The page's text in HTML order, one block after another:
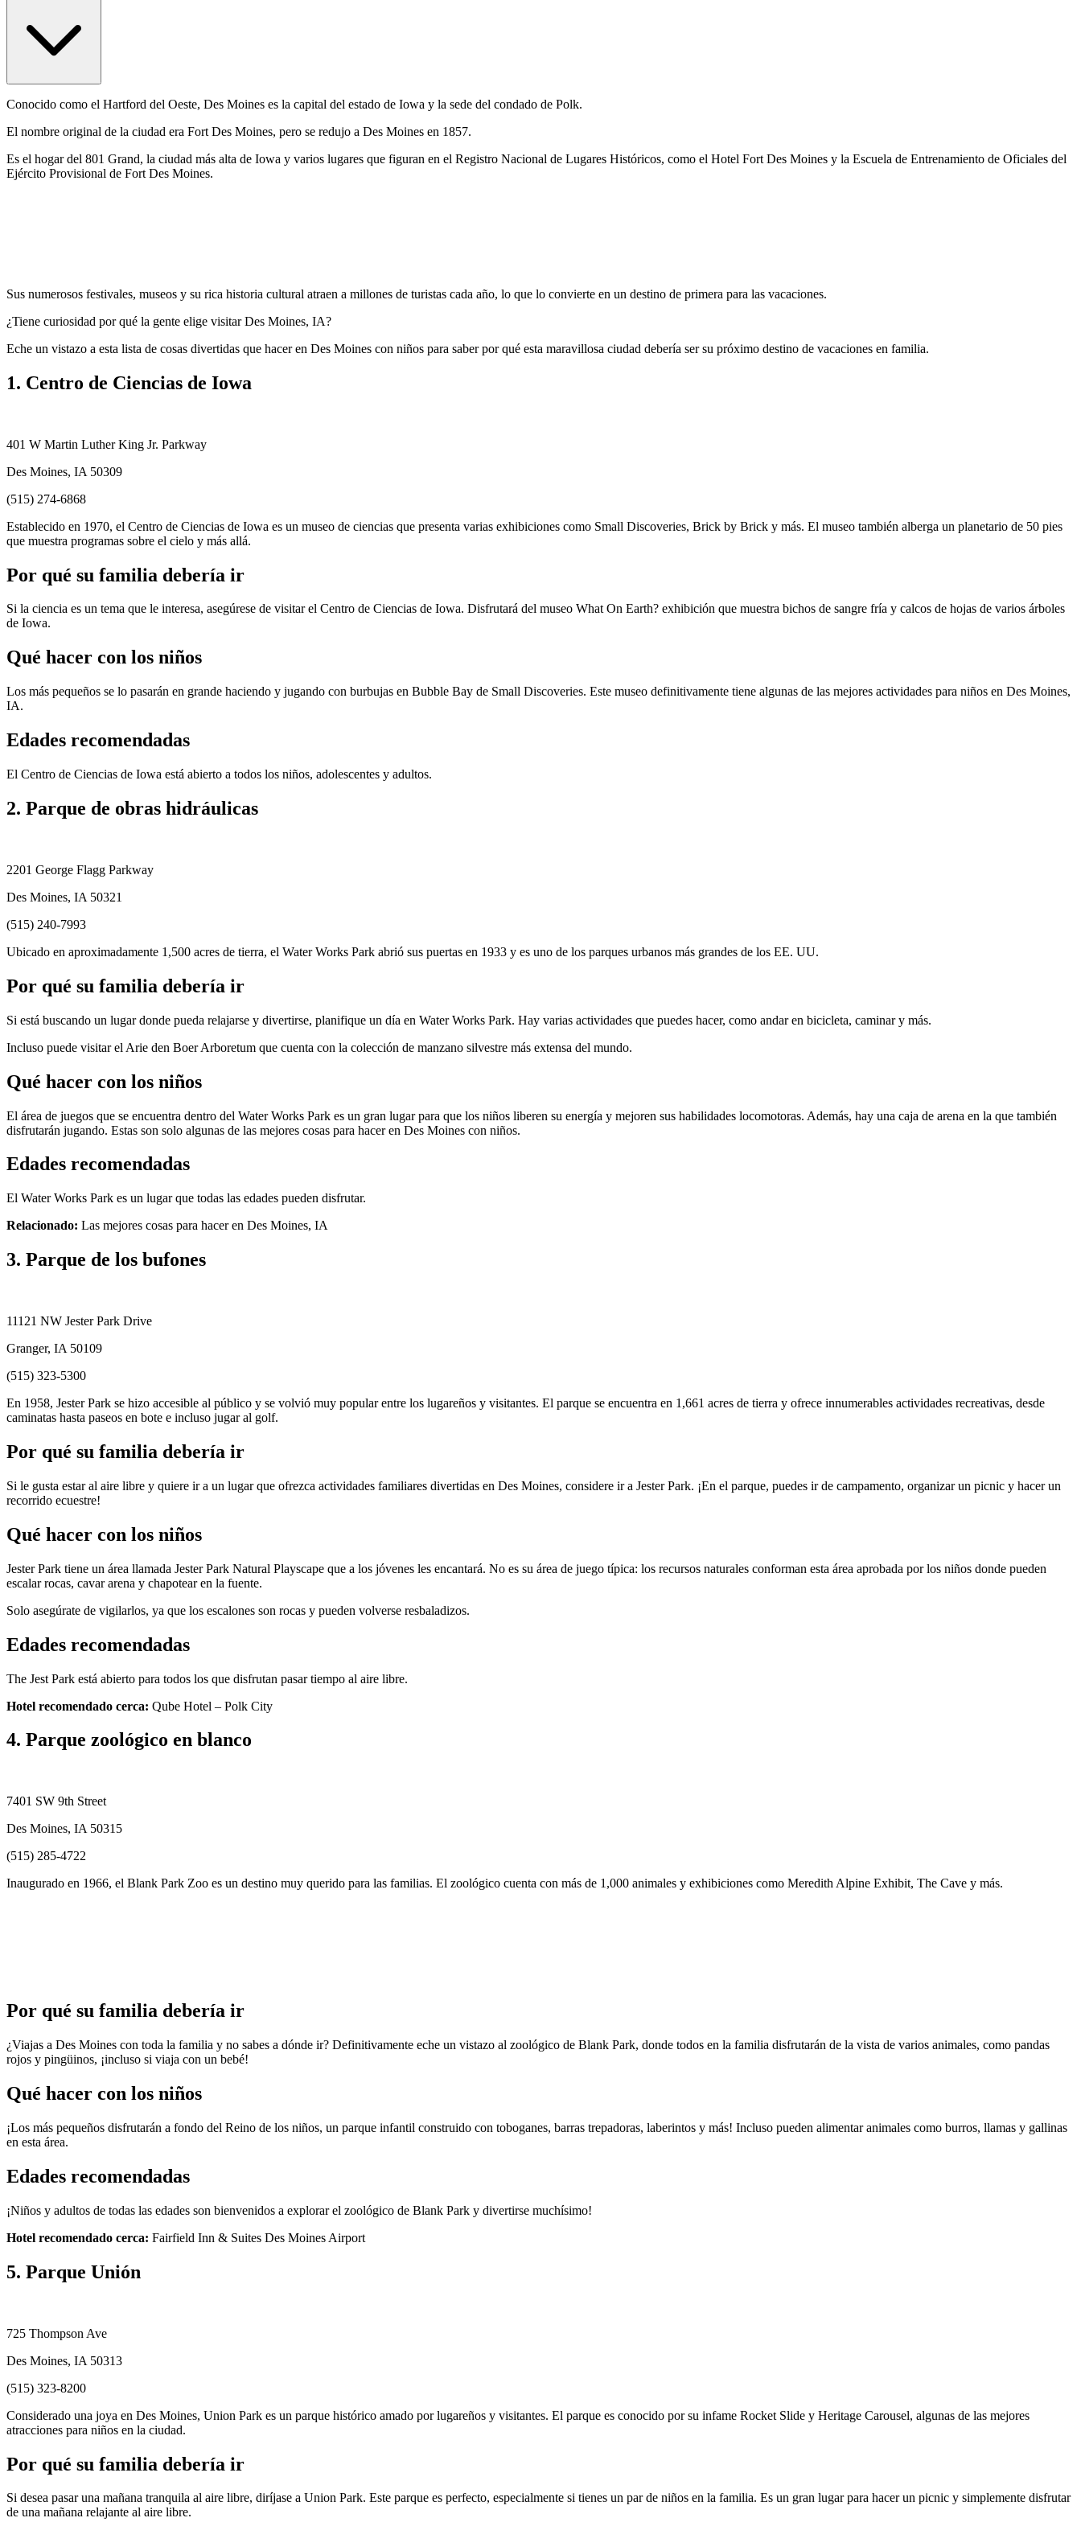
Conocido como el Hartford del Oeste, Des Moines es la capital del estado de Iowa y la sede del condado de Polk.
El nombre original de la ciudad era Fort Des Moines, pero se redujo a Des Moines en 1857.
Es el hogar del 801 Grand, la ciudad más alta de Iowa y varios lugares que figuran en el Registro Nacional de Lugares Históricos, como el Hotel Fort Des Moines y la Escuela de Entrenamiento de Oficiales del
Ejército Provisional de Fort Des Moines.
Sus numerosos festivales, museos y su rica historia cultural atraen a millones de turistas cada año, lo que lo convierte en un destino de primera para las vacaciones.
¿Tiene curiosidad por qué la gente elige visitar Des Moines, IA?
Eche un vistazo a esta lista de cosas divertidas que hacer en Des Moines con niños para saber por qué esta maravillosa ciudad debería ser su próximo destino de vacaciones en familia.
1. Centro de Ciencias de Iowa
401 W Martin Luther King Jr. Parkway
Des Moines, IA 50309
(515) 274-6868
Establecido en 1970, el Centro de Ciencias de Iowa es un museo de ciencias que presenta varias exhibiciones como Small Discoveries, Brick by Brick y más. El museo también alberga un planetario de 50 pies
que muestra programas sobre el cielo y más allá.
Por qué su familia debería ir
Si la ciencia es un tema que le interesa, asegúrese de visitar el Centro de Ciencias de Iowa. Disfrutará del museo What On Earth? exhibición que muestra bichos de sangre fría y calcos de hojas de varios árboles
de Iowa.
Qué hacer con los niños
Los más pequeños se lo pasarán en grande haciendo y jugando con burbujas en Bubble Bay de Small Discoveries. Este museo definitivamente tiene algunas de las mejores actividades para niños en Des Moines,
IA.
Edades recomendadas
El Centro de Ciencias de Iowa está abierto a todos los niños, adolescentes y adultos.
2. Parque de obras hidráulicas
2201 George Flagg Parkway
Des Moines, IA 50321
(515) 240-7993
Ubicado en aproximadamente 1,500 acres de tierra, el Water Works Park abrió sus puertas en 1933 y es uno de los parques urbanos más grandes de los EE. UU.
Por qué su familia debería ir
Si está buscando un lugar donde pueda relajarse y divertirse, planifique un día en Water Works Park. Hay varias actividades que puedes hacer, como andar en bicicleta, caminar y más.
Incluso puede visitar el Arie den Boer Arboretum que cuenta con la colección de manzano silvestre más extensa del mundo.
Qué hacer con los niños
El área de juegos que se encuentra dentro del Water Works Park es un gran lugar para que los niños liberen su energía y mejoren sus habilidades locomotoras. Además, hay una caja de arena en la que también
disfrutarán jugando. Estas son solo algunas de las mejores cosas para hacer en Des Moines con niños.
Edades recomendadas
El Water Works Park es un lugar que todas las edades pueden disfrutar.
Relacionado: Las mejores cosas para hacer en Des Moines, IA
3. Parque de los bufones
11121 NW Jester Park Drive
Granger, IA 50109
(515) 323-5300
En 1958, Jester Park se hizo accesible al público y se volvió muy popular entre los lugareños y visitantes. El parque se encuentra en 1,661 acres de tierra y ofrece innumerables actividades recreativas, desde
caminatas hasta paseos en bote e incluso jugar al golf.
Por qué su familia debería ir
Si le gusta estar al aire libre y quiere ir a un lugar que ofrezca actividades familiares divertidas en Des Moines, considere ir a Jester Park. ¡En el parque, puedes ir de campamento, organizar un picnic y hacer un
recorrido ecuestre!
Qué hacer con los niños
Jester Park tiene un área llamada Jester Park Natural Playscape que a los jóvenes les encantará. No es su área de juego típica: los recursos naturales conforman esta área aprobada por los niños donde pueden
escalar rocas, cavar arena y chapotear en la fuente.
Solo asegúrate de vigilarlos, ya que los escalones son rocas y pueden volverse resbaladizos.
Edades recomendadas
The Jest Park está abierto para todos los que disfrutan pasar tiempo al aire libre.
Hotel recomendado cerca: Qube Hotel – Polk City
4. Parque zoológico en blanco
7401 SW 9th Street
Des Moines, IA 50315
(515) 285-4722
Inaugurado en 1966, el Blank Park Zoo es un destino muy querido para las familias. El zoológico cuenta con más de 1,000 animales y exhibiciones como Meredith Alpine Exhibit, The Cave y más.
Por qué su familia debería ir
¿Viajas a Des Moines con toda la familia y no sabes a dónde ir? Definitivamente eche un vistazo al zoológico de Blank Park, donde todos en la familia disfrutarán de la vista de varios animales, como pandas
rojos y pingüinos, ¡incluso si viaja con un bebé!
Qué hacer con los niños
¡Los más pequeños disfrutarán a fondo del Reino de los niños, un parque infantil construido con toboganes, barras trepadoras, laberintos y más! Incluso pueden alimentar animales como burros, llamas y gallinas
en esta área.
Edades recomendadas
¡Niños y adultos de todas las edades son bienvenidos a explorar el zoológico de Blank Park y divertirse muchísimo!
Hotel recomendado cerca: Fairfield Inn & Suites Des Moines Airport
5. Parque Unión
725 Thompson Ave
Des Moines, IA 50313
(515) 323-8200
Considerado una joya en Des Moines, Union Park es un parque histórico amado por lugareños y visitantes. El parque es conocido por su infame Rocket Slide y Heritage Carousel, algunas de las mejores
atracciones para niños en la ciudad.
Por qué su familia debería ir
Si desea pasar una mañana tranquila al aire libre, diríjase a Union Park. Este parque es perfecto, especialmente si tienes un par de niños en la familia. Es un gran lugar para hacer un picnic y simplemente disfrutar
de una mañana relajante al aire libre.